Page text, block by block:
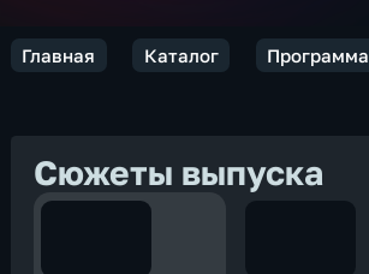
Главная Каталог Программа
Сюжеты выпуска